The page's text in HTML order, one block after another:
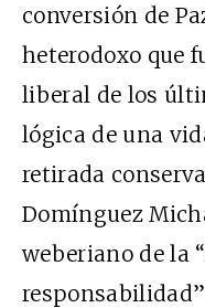
conversión de
heterodoxo que
liberal de los
lógica de una
retirada
Domínguez
weberiano de la